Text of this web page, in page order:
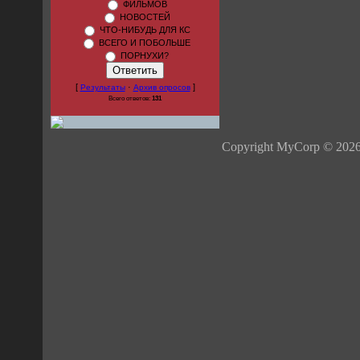
ФИЛЬМОВ
НОВОСТЕЙ
ЧТО-НИБУДЬ ДЛЯ КС
ВСЕГО И ПОБОЛЬШЕ
ПОРНУХИ?
[ Результаты· Архив опросов]
Всего ответов: 131
Copyright MyCorp ©